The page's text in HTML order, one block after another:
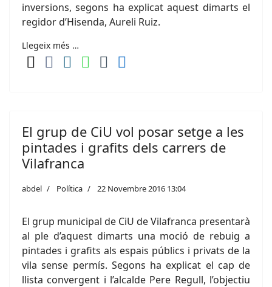
inversions, segons ha explicat aquest dimarts el
regidor d’Hisenda, Aureli Ruiz.
Llegeix més …
El grup de CiU vol posar setge a les
pintades i grafits dels carrers de
Vilafranca
abdel Política 22 Novembre 2016 13:04
El grup municipal de CiU de Vilafranca presentarà
al ple d’aquest dimarts una moció de rebuig a
pintades i grafits als espais públics i privats de la
vila sense permís. Segons ha explicat el cap de
llista convergent i l’alcalde Pere Regull, l’objectiu